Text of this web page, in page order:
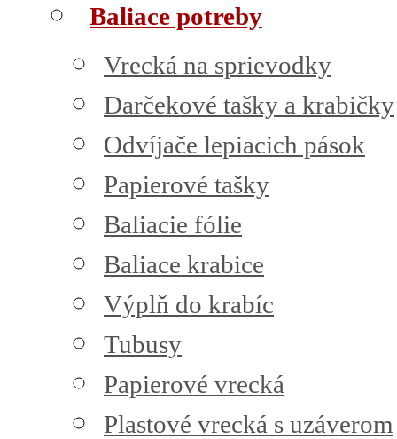
Baliace potreby
Vrecká na sprievodky
Darčekové tašky a krabičky
Odvíjače lepiacich pások
Papierové tašky
Baliacie fólie
Baliace krabice
Výplň do krabíc
Tubusy
Papierové vrecká
Plastové vrecká s uzáverom